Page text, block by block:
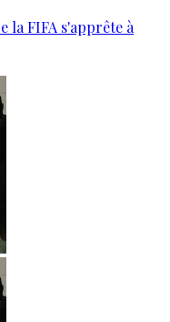
la FIFA s'apprête à